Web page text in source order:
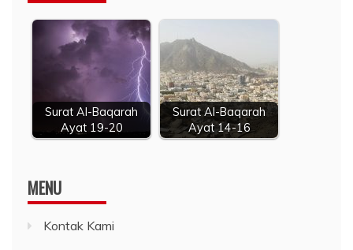
Surat Al-Baqarah
Ayat 19-20
Surat Al-Baqarah
Ayat 14-16
MENU
Kontak Kami